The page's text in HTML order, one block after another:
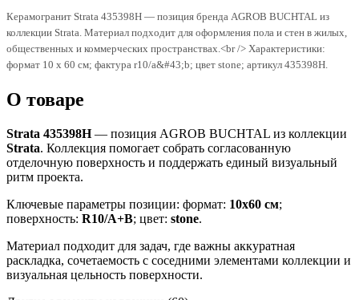
Керамогранит Strata 435398H — позиция бренда AGROB BUCHTAL из
коллекции Strata. Материал подходит для оформления пола и стен в жилых,
общественных и коммерческих пространствах.<br /> Характеристики:
формат 10 x 60 см; фактура r10/a&#43;b; цвет stone; артикул 435398H.
О товаре
Strata 435398H— позиция AGROB BUCHTAL из коллекции
Strata. Коллекция помогает собрать согласованную
отделочную поверхность и поддержать единый визуальный
ритм проекта.
Ключевые параметры позиции: формат: 10x60 см;
поверхность: R10/A+B; цвет: stone.
Материал подходит для задач, где важны аккуратная
раскладка, сочетаемость с соседними элементами коллекции и
визуальная цельность поверхности.